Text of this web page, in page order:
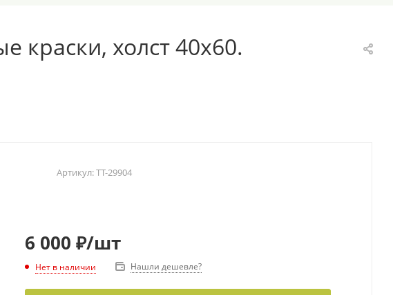
краски, холст 40х60.
Артикул:TT-29904
6 000 ₽/шт
Нет в наличии Нашли дешевле?